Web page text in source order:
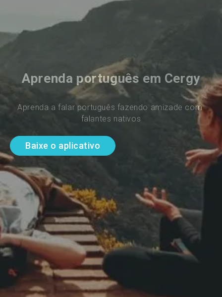
Aprenda português em Cergy
Aprenda a falar português fazendo amizade com
falantes nativos
Baixe o aplicativo